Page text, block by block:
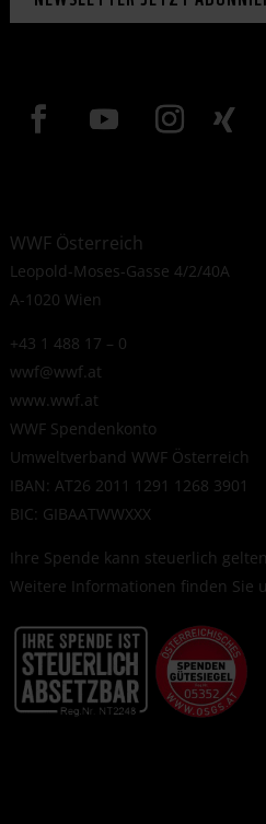
WWF Österreich
Leopold-Moses-Gasse 4/2/40A
A-1020 Wien
+43 1 488 17 – 0
wwf@wwf.at
www.wwf.at
WWF Spendenkonto
Umweltverband WWF Österreich
IBAN: AT26 2011 1291 1268 3901
BIC: GIBAATWWXXX
Ihre Spende kann steuerlich
Weitere Informationen finden Sie